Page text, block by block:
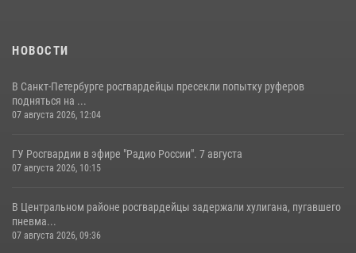
НОВОСТИ
В Санкт-Петербурге росгвардейцы пресекли попытку руферов
подняться на ...
07 августа 2026, 12:04
ГУ Росгвардии в эфире "Радио России". 7 августа
07 августа 2026, 10:15
В Центральном районе росгвардейцы задержали хулигана, пугавшего
пневма...
07 августа 2026, 09:36